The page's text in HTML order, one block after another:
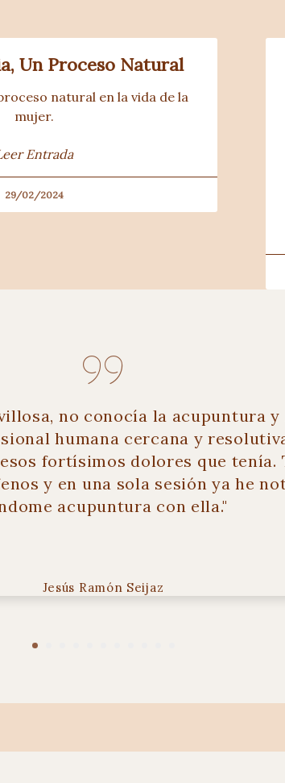
Un Proceso Natural
natural en la vida de la
mujer.
Entrada
29/02/2024
no conocía la acupuntura y
humana cercana y
fortísimos dolores que
y en una sola sesión ya he
acupuntura con ella."
Jesús Ramón Seijaz